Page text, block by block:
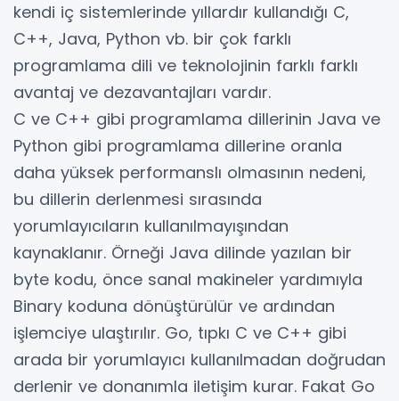
kendi iç sistemlerinde yıllardır kullandığı C,
C++, Java, Python vb. bir çok farklı
programlama dili ve teknolojinin farklı farklı
avantaj ve dezavantajları vardır.
C ve C++ gibi programlama dillerinin Java ve
Python gibi programlama dillerine oranla
daha yüksek performanslı olmasının nedeni,
bu dillerin derlenmesi sırasında
yorumlayıcıların kullanılmayışından
kaynaklanır. Örneği Java dilinde yazılan bir
byte kodu, önce sanal makineler yardımıyla
Binary koduna dönüştürülür ve ardından
işlemciye ulaştırılır. Go, tıpkı C ve C++ gibi
arada bir yorumlayıcı kullanılmadan doğrudan
derlenir ve donanımla iletişim kurar. Fakat Go